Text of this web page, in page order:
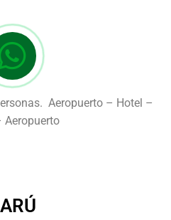
Aeropuerto – Hotel –
Aeropuerto